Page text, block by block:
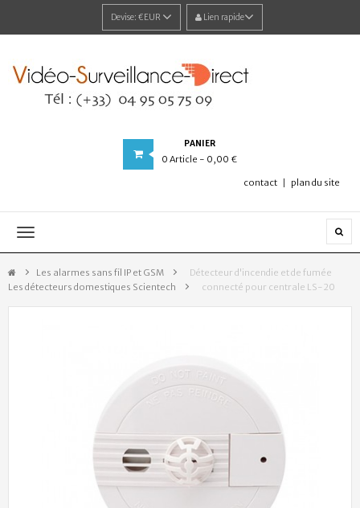
Devise: €EUR Lien rapide
PANIER
0 Article - 0,00 €
contact plan du site
Navigation
Les alarmes sans fil IP et GSM
>
Les détecteurs domestiques Scientech
>
Détecteur d'incendie et de fumée
connecté pour centrale LS-20